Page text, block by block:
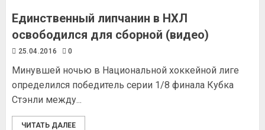
Единственный липчанин в НХЛ
освободился для сборной (видео)
25.04.2016 0
Минувшей ночью в Национальной хоккейной лиге
определился победитель серии 1/8 финала Кубка
Стэнли между...
ЧИТАТЬ ДАЛЕЕ